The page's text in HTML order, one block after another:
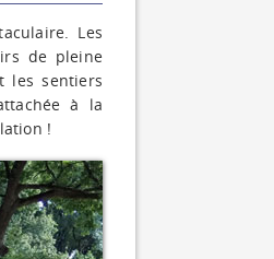
Les
de pleine
les sentiers
à la
!